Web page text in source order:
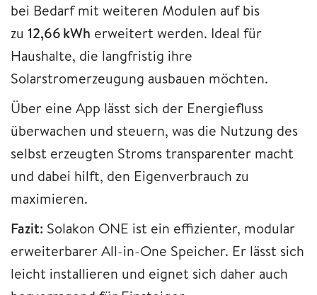
bei Bedarf mit weiteren Modulen auf bis
zu 12,66 kWh erweitert werden. Ideal für
Haushalte, die langfristig ihre
Solarstromerzeugung ausbauen möchten.
Über eine App lässt sich der Energiefluss
überwachen und steuern, was die Nutzung des
selbst erzeugten Stroms transparenter macht
und dabei hilft, den Eigenverbrauch zu
maximieren.
Fazit: Solakon ONE ist ein effizienter, modular
erweiterbarer All-in-One Speicher. Er lässt sich
leicht installieren und eignet sich daher auch